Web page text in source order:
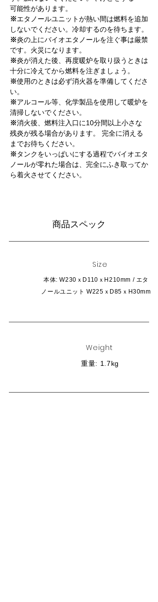
可能性があります。
※エタノールユニットが熱い間は燃料を追加
しないでください。冷却するのを待ちます。
※炎の上にバイオエタノールを注ぐ事は厳禁
です。火災になります。
※炎が消えた後、再度暖炉を取り扱うときは
十分に冷えてから燃料を注ぎましょう。
※使用のときは必ず消火器を準備してくださ
い。
※アルコール等、化学製品を使用して暖炉を
清掃しないでください。
※消火後、燃料注入口に10分間以上小さな
残炎が残る場合があります。 完全に消える
までお待ちください。
※タンクをいっぱいにする過程でバイオエタ
ノールが零れた場合は、完全にふき取ってか
ら着火させてください。
商品スペック
Size
本体: W230ｘD110ｘH210mm / エタ
ノールユニット W225ｘD85ｘH30mm
Weight
重量: 1.7kg